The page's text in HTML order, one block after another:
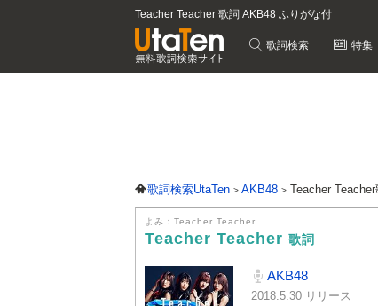
Teacher Teacher 歌詞 AKB48 ふりがな付
歌詞検索 特集
歌詞検索UtaTen AKB48 Teacher Teacher
よみ：Teacher Teacher
Teacher Teacher 歌詞
AKB48
2018.5.30 リリース